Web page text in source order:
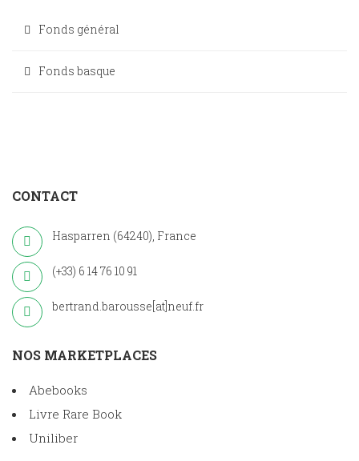
Fonds général
Fonds basque
CONTACT
Hasparren (64240), France
(+33) 6 14 76 10 91
bertrand.barousse[at]neuf.fr
NOS MARKETPLACES
Abebooks
Livre Rare Book
Uniliber